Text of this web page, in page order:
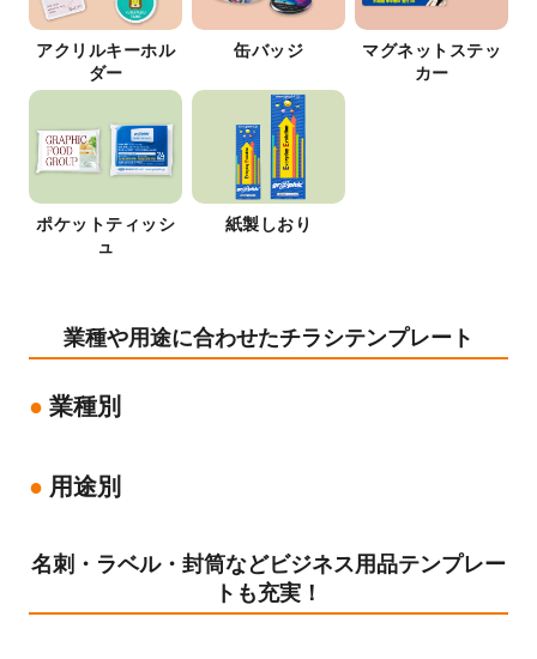
アクリルキーホル
ダー
缶バッジ
マグネットステッ
カー
ポケットティッシ
ュ
紙製しおり
業種や用途に合わせたチラシテンプレート
業種別
用途別
名刺・ラベル・封筒などビジネス用品テンプレー
トも充実！